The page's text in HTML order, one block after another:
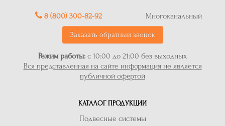
8 (800) 300-82-92 Многоканальный
Заказать обратный звонок
Режим работы: с 10:00 до 21:00 без выходных
Вся представленная на сайте информация не является
публичной офертой
КАТАЛОГ ПРОДУКЦИИ
Подвесные системы